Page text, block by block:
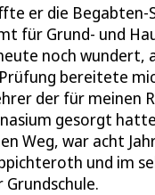
er die
für Grund- und
noch wundert,
bereitete
der für meinen
gesorgt
Weg, war acht
und im
Grundschule.